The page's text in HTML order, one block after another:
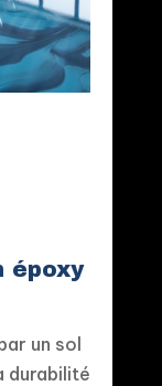
époxy
un sol
durabilité